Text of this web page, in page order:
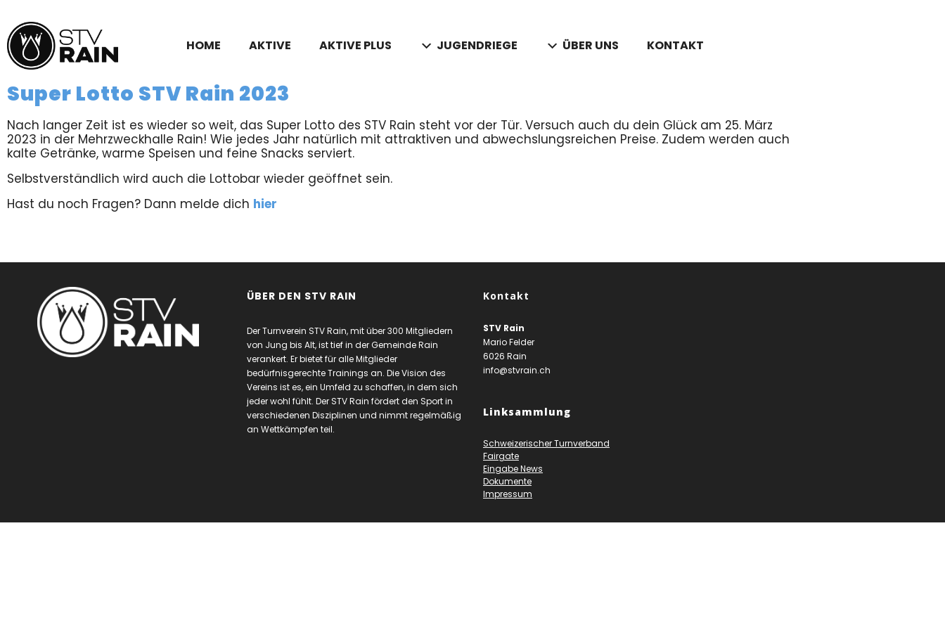
HOME AKTIVE AKTIVE PLUS JUGENDRIEGE ÜBER UNS KONTAKT
Super Lotto STV Rain 2023
Nach langer Zeit ist es wieder so weit, das Super Lotto des STV Rain steht vor der Tür. Versuch auch du dein Glück am 25. März
2023 in der Mehrzweckhalle Rain! Wie jedes Jahr natürlich mit attraktiven und abwechslungsreichen Preise. Zudem werden auch
kalte Getränke, warme Speisen und feine Snacks serviert.
Selbstverständlich wird auch die Lottobar wieder geöffnet sein.
Hast du noch Fragen? Dann melde dich hier
ÜBER DEN STV RAIN
Der Turnverein STV Rain, mit über 300 Mitgliedern
von Jung bis Alt, ist tief in der Gemeinde Rain
verankert. Er bietet für alle Mitglieder
bedürfnisgerechte Trainings an. Die Vision des
Vereins ist es, ein Umfeld zu schaffen, in dem sich
jeder wohl fühlt. Der STV Rain fördert den Sport in
verschiedenen Disziplinen und nimmt regelmäßig
an Wettkämpfen teil.
Kontakt
STV Rain
Mario Felder
6026 Rain
info@stvrain.ch
Linksammlung
Schweizerischer Turnverband
Fairgate
Eingabe News
Dokumente
Impressum